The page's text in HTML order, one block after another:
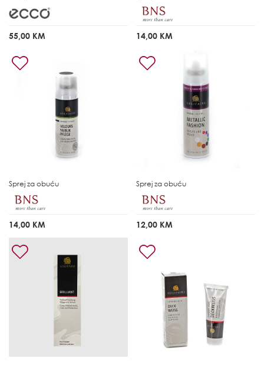
55,00 KM 14,00 KM
Sprej za obuću
14,00 KM
Sprej za obuću
12,00 KM